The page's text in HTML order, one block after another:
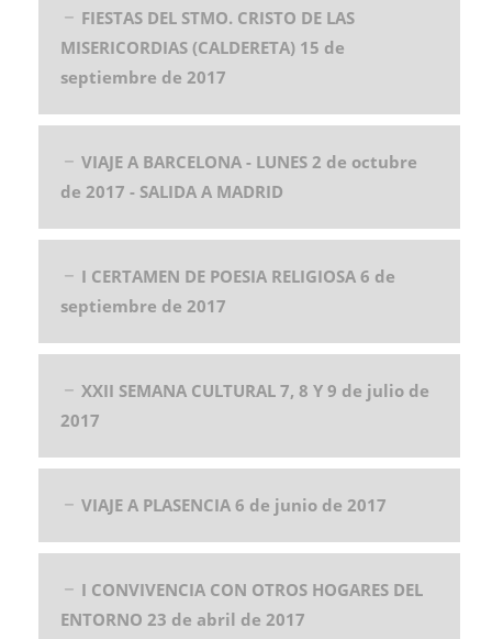
FIESTAS DEL STMO. CRISTO DE LAS
MISERICORDIAS (CALDERETA) 15 de
septiembre de 2017
VIAJE A BARCELONA - LUNES 2 de octubre
de 2017 - SALIDA A MADRID
I CERTAMEN DE POESIA RELIGIOSA 6 de
septiembre de 2017
XXII SEMANA CULTURAL 7, 8 Y 9 de julio de
2017
VIAJE A PLASENCIA 6 de junio de 2017
I CONVIVENCIA CON OTROS HOGARES DEL
ENTORNO 23 de abril de 2017